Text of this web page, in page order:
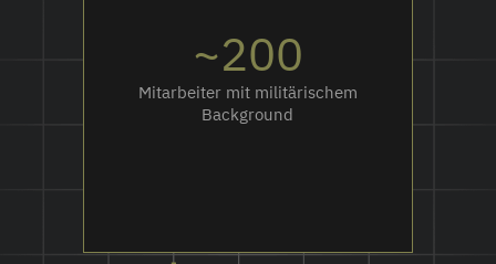
~200
Mitarbeiter mit militärischem
Background